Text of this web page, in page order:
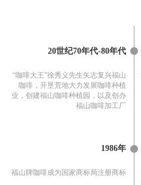
20世纪70年代-80年代
“咖啡大王”徐秀义先生矢志复兴福山
咖啡，开垦荒地大力发展咖啡种植
业，创建福山咖啡种植园，以及创办
福山咖啡加工厂
1986年
福山牌咖啡成为国家商标局注册商标